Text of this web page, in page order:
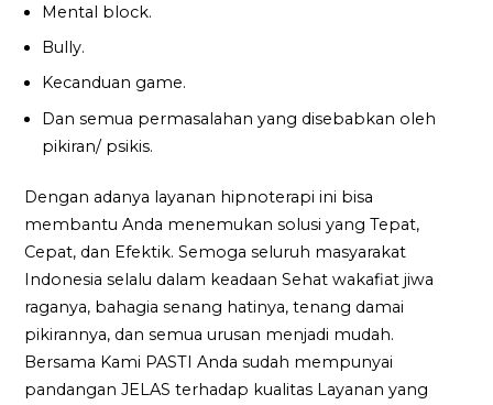
Mental block.
Bully.
Kecanduan game.
Dan semua permasalahan yang disebabkan oleh
pikiran/ psikis.
Dengan adanya layanan hipnoterapi ini bisa
membantu Anda menemukan solusi yang Tepat,
Cepat, dan Efektik. Semoga seluruh masyarakat
Indonesia selalu dalam keadaan Sehat wakafiat jiwa
raganya, bahagia senang hatinya, tenang damai
pikirannya, dan semua urusan menjadi mudah.
Bersama Kami PASTI Anda sudah mempunyai
pandangan JELAS terhadap kualitas Layanan yang